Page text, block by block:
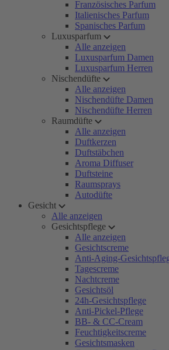
Französisches Parfum
Italienisches Parfum
Spanisches Parfum
Luxusparfum
Alle anzeigen
Luxusparfum Damen
Luxusparfum Herren
Nischendüfte
Alle anzeigen
Nischendüfte Damen
Nischendüfte Herren
Raumdüfte
Alle anzeigen
Duftkerzen
Duftstäbchen
Aroma Diffuser
Duftsteine
Raumsprays
Autodüfte
Gesicht
Alle anzeigen
Gesichtspflege
Alle anzeigen
Gesichtscreme
Anti-Aging-
Tagescreme
Nachtcreme
Gesichtsöl
24h-Gesichtspflege
Anti-Pickel-Pflege
BB- & CC-Cream
Feuchtigkeitscreme
Gesichtsmasken